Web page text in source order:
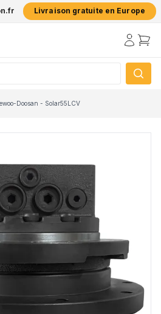
Livraison gratuite en Europe
Doosan - Solar55LCV